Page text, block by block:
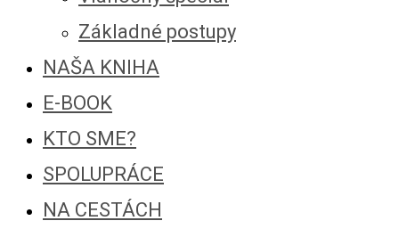
Základné postupy
NAŠA KNIHA
E-BOOK
KTO SME?
SPOLUPRÁCE
NA CESTÁCH